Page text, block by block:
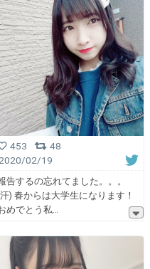
453
48
2020/02/19
告するの忘れてました。。。
) 春からは大学生になります！
めでとう私